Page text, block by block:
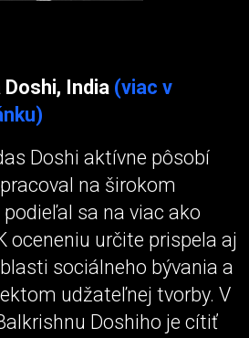
India (viac v
Doshi aktívne pôsobí
na širokom
sa na viac ako
oceneniu určite prispela aj
sociálneho bývania a
udžateľnej tvorby. V
Doshiho je cítiť